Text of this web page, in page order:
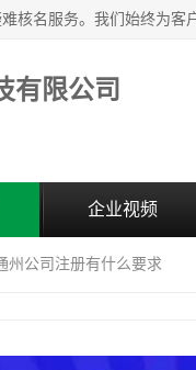
有限公司
企业视频
州公司注册有什么要求